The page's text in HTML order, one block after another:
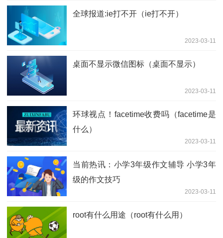
全球报道:ie打不开（ie打不开）
2023-03-11
桌面不显示微信图标（桌面不显示）
2023-03-11
环球视点！facetime收费吗（facetime是
什么）
2023-03-11
当前热讯：小学3年级作文辅导 小学3年
级的作文技巧
2023-03-11
root有什么用途（root有什么用）